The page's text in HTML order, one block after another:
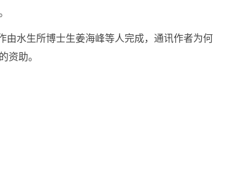
由水生所博士生姜海峰等人完成，通讯作者为何
资助。